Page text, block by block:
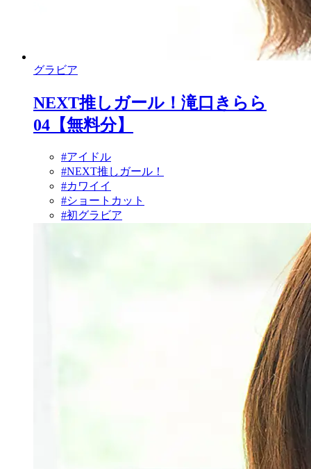
グラビア
NEXT推しガール！滝口きらら
04【無料分】
#アイドル
#NEXT推しガール！
#カワイイ
#ショートカット
#初グラビア